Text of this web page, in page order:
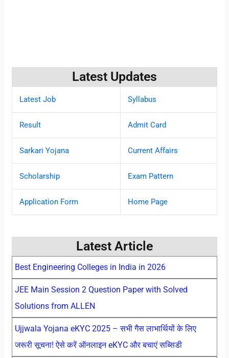
Latest Updates
Latest Job Syllabus
Result Admit Card
Sarkari Yojana Current Affairs
Scholarship Exam Pattern
Application Form Home Page
Latest Article
Best Engineering Colleges in India in 2026
JEE Main Session 2 Question Paper with Solved
Solutions from ALLEN
Ujjwala Yojana eKYC 2025 – सभी गैस लाभार्थियों के लिए
जरूरी सूचना! ऐसे करें ऑनलाइन eKYC और बचाएं सब्सिडी